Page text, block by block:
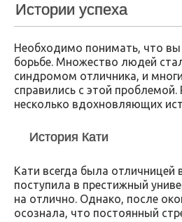
Истории успеха
Необходимо понимать, что вы
борьбе. Множество людей
синдромом отличника, и
справились с этой
несколько вдохновляющих
История Кати
Кати всегда была отличницей
поступила в престижный
на отлично. Однако, после
осознала, что постоянный